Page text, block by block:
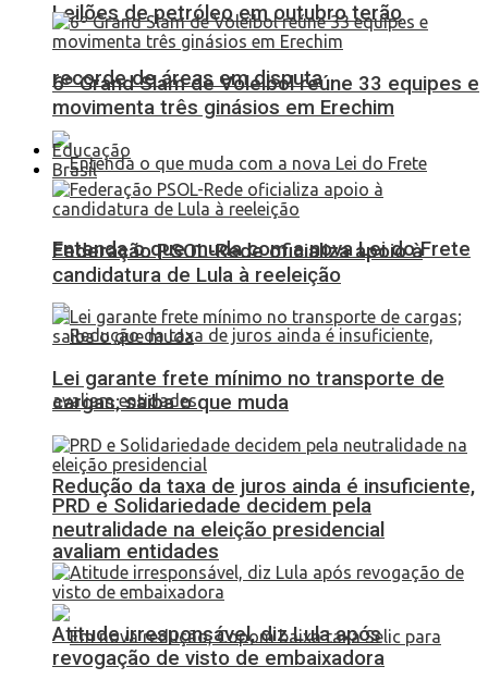
Leilões de petróleo em outubro terão
recorde de áreas em disputa
Entenda o que muda com a nova Lei do Frete
Redução da taxa de juros ainda é insuficiente,
avaliam entidades
6º Grand Slam de Voleibol reúne 33 equipes e
movimenta três ginásios em Erechim
Educação
Brasil
Federação PSOL-Rede oficializa apoio à
candidatura de Lula à reeleição
Lei garante frete mínimo no transporte de
cargas; saiba o que muda
PRD e Solidariedade decidem pela
neutralidade na eleição presidencial
Atitude irresponsável, diz Lula após
revogação de visto de embaixadora